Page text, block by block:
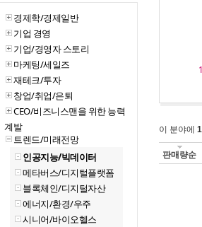
경제학/경제일반
기업 경영
기업/경영자 스토리
마케팅/세일즈
재테크/투자
창업/취업/은퇴
CEO/비즈니스맨을 위한 능력
계발
트렌드/미래전망
인공지능/빅데이터
메타버스/디지털플랫폼
블록체인/디지털자산
에너지/환경/우주
시니어/바이오헬스
이 분야에
판매량순